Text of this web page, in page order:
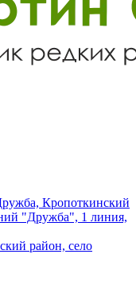
Кропоткинский
"Дружба", 1 линия,
район, село